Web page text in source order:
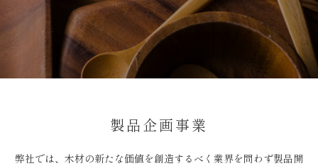
製品企画事業
弊社では、木材の新たな価値を創造するべく業界を問わず製品開